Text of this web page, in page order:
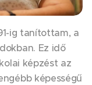
ig tanítottam, a
Ez idő
képzést az
képességű